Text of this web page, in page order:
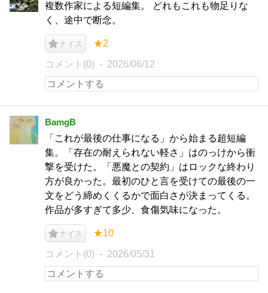
複数作家による短編集。 どれもこれも物足りな
く、途中で断念。
ナイス ★2
コメント(0) 2026/06/12
BamgB
「これが最後の仕事になる」から始まる超短編
集。「存在の耐えられない軽さ」はのっけから衝
撃を受けた。「悪魔との契約」はロックな終わり
方が良かった。最初のひと言を受けての最後の一
文をどう締めくくるかで面白さが決まってくる。
作品が多すぎて多少、食傷気味になった。
ナイス ★10
コメント(0) 2026/05/31